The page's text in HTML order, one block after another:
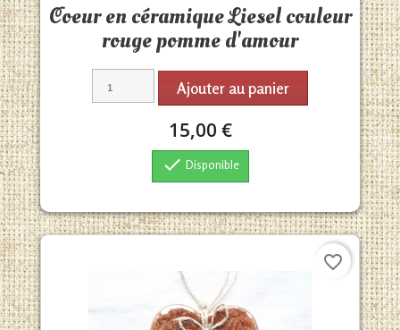
Coeur en céramique Liesel couleur
rouge pomme d'amour
Ajouter au panier
15,00 €
 Disponible
favorite_border